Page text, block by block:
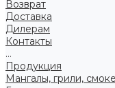
Возврат
Доставка
Дилерам
Контакты
...
Продукция
Мангалы, грили,